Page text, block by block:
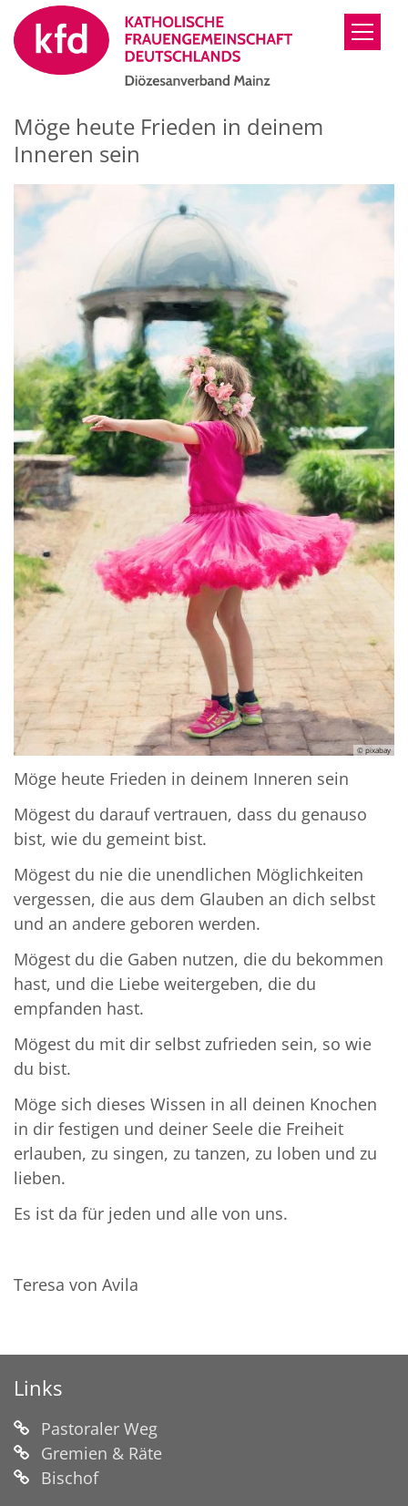
Zum Inhalt springen
Möge heute Frieden in deinem
Inneren sein
© pixabay
Möge heute Frieden in deinem Inneren sein
Mögest du darauf vertrauen, dass du genauso
bist, wie du gemeint bist.
Mögest du nie die unendlichen Möglichkeiten
vergessen, die aus dem Glauben an dich selbst
und an andere geboren werden.
Mögest du die Gaben nutzen, die du bekommen
hast, und die Liebe weitergeben, die du
empfanden hast.
Mögest du mit dir selbst zufrieden sein, so wie
du bist.
Möge sich dieses Wissen in all deinen Knochen
in dir festigen und deiner Seele die Freiheit
erlauben, zu singen, zu tanzen, zu loben und zu
lieben.
Es ist da für jeden und alle von uns.
Teresa von Avila
Links
Pastoraler Weg
Gremien & Räte
Bischof